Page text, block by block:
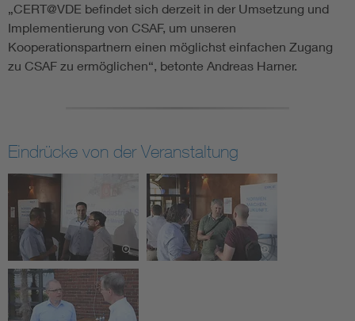
„CERT@VDE befindet sich derzeit in der Umsetzung und
Implementierung von CSAF, um unseren
Kooperationspartnern einen möglichst einfachen Zugang
zu CSAF zu ermöglichen“, betonte Andreas Harner.
Eindrücke von der Veranstaltung